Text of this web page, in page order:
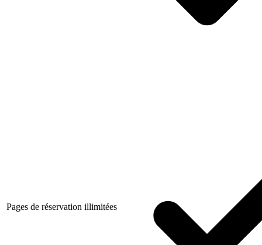
Pages de réservation illimitées